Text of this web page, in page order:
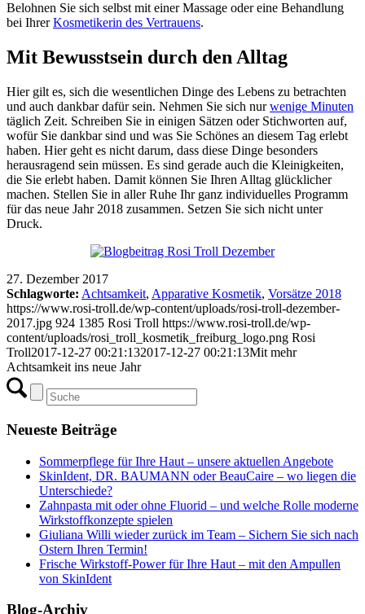
Belohnen Sie sich selbst mit einer Massage oder eine Behandlung
bei IhrerKosmetikerin des Vertrauens.
Mit Bewusstsein durch den Alltag
Hier gilt es, sich die wesentlichen Dinge des Lebens zu betrachten
und auch dankbar dafür sein. Nehmen Sie sich nurwenige Minuten
täglich Zeit. Schreiben Sie in einigen Sätzen oder Stichworten auf,
wofür Sie dankbar sind und was Sie Schönes an diesem Tag erlebt
haben. Hier geht es nicht darum, dass diese Dinge besonders
herausragend sein müssen. Es sind gerade auch die Kleinigkeiten,
die Sie erlebt haben. Damit können Sie Ihren Alltag glücklicher
machen. Stellen Sie in aller Ruhe Ihr ganz individuelles Programm
für das neue Jahr 2018 zusammen. Setzen Sie sich nicht unter
Druck.
27. Dezember 2017
Schlagworte: Achtsamkeit, Apparative Kosmetik, Vorsätze 2018
https://www.rosi-troll.de/wp-content/uploads/rosi-troll-dezember-
2017.jpg 924 1385 Rosi Troll https://www.rosi-troll.de/wp-
content/uploads/rosi_troll_kosmetik_freiburg_logo.png Rosi
Troll2017-12-27 00:21:132017-12-27 00:21:13Mit mehr
Achtsamkeit ins neue Jahr
Neueste Beiträge
Sommerpflege für Ihre Haut – unsere aktuellen Angebote
SkinIdent, DR. BAUMANN oder BeauCaire – wo liegen die
Unterschiede?
Zahnpasta mit oder ohne Fluorid – und welche Rolle moderne
Wirkstoffkonzepte spielen
Giuliana Willi wieder zurück im Team – Sichern Sie sich nach
Ostern Ihren Termin!
Frische Wirkstoff-Power für Ihre Haut – mit den Ampullen
von SkinIdent
Blog-Archiv